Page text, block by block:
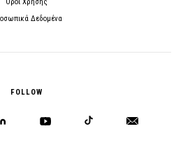
Δεδομένα
FOLLOW